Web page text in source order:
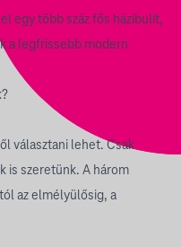
egy több száz fős házibulit,
a legfrissebb modern
választani lehet. Csak
is szeretünk. A három
az elmélyülősig, a